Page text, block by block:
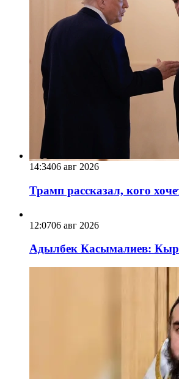
14:3406 авг 2026
Трамп рассказал, кого
12:0706 авг 2026
Адылбек Касымалиев: